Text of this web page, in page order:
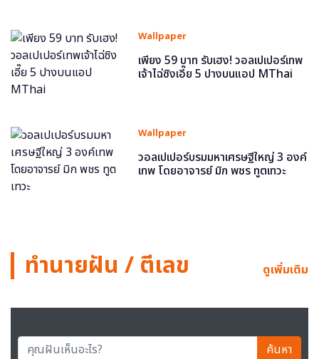
Wallpaper
เพียง 59 บาท รับเฮง! วอลเปเปอร์เทพ
เจ้าไฉ่ซิงเอี๊ย 5 ปางบนแอป MThai
Wallpaper
วอลเปเปอร์บรมมหาเศรษฐีใหญ่ 3 องค์
เทพ โดยอาจารย์ มิก พชร ทูตเทวะ
ทำนายฝัน / ตีเลข ดูเพิ่มเติม
ค้นหา